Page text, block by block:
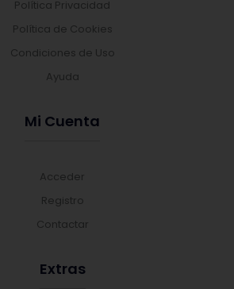
Política Privacidad
Política de Cookies
Condiciones de Uso
Ayuda
Mi Cuenta
Acceder
Registro
Contactar
Extras